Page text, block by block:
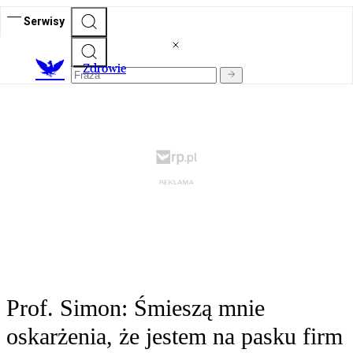
Serwisy
Zdrowie
Prof. Simon: Śmieszą mnie
oskarżenia, że jestem na pasku firm